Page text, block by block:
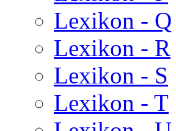
Lexikon - Q
Lexikon - R
Lexikon - S
Lexikon - T